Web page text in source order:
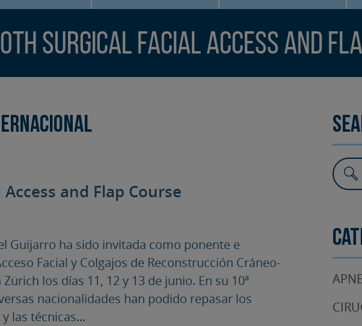
SLEEP APNEA
BLOG
Surgical Facial Access and
and Flap Course
Guijarro ha sido invitada como ponente e
Facial y Colgajos de Reconstrucción Cráneo-
los días 11, 12 y 13 de junio. En su 10ª
nacionalidades han podido repasar los
las técnicas...